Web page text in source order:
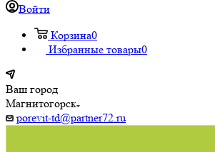
Войти
Корзина0
Избранные товары0
Ваш город
Магнитогорск
porevit-td@partner72.ru